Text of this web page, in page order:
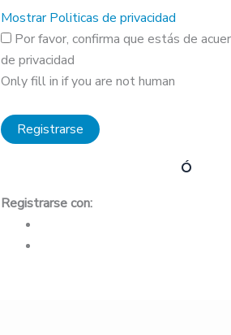
Mostrar Politicas de privacidad
Por favor, confirma que estás de
de privacidad
Only fill in if you are not human
Ó
Registrarse con: